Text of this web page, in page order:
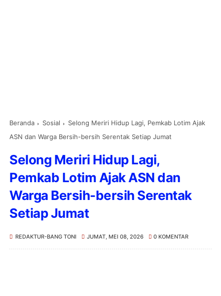
Beranda Sosial
Selong Meriri Hidup Lagi, Pemkab Lotim Ajak
ASN dan Warga Bersih-bersih Serentak Setiap Jumat
Selong Meriri Hidup Lagi,
Pemkab Lotim Ajak ASN dan
Warga Bersih-bersih Serentak
Setiap Jumat
REDAKTUR-BANG TONI JUMAT, MEI 08, 2026 0 KOMENTAR